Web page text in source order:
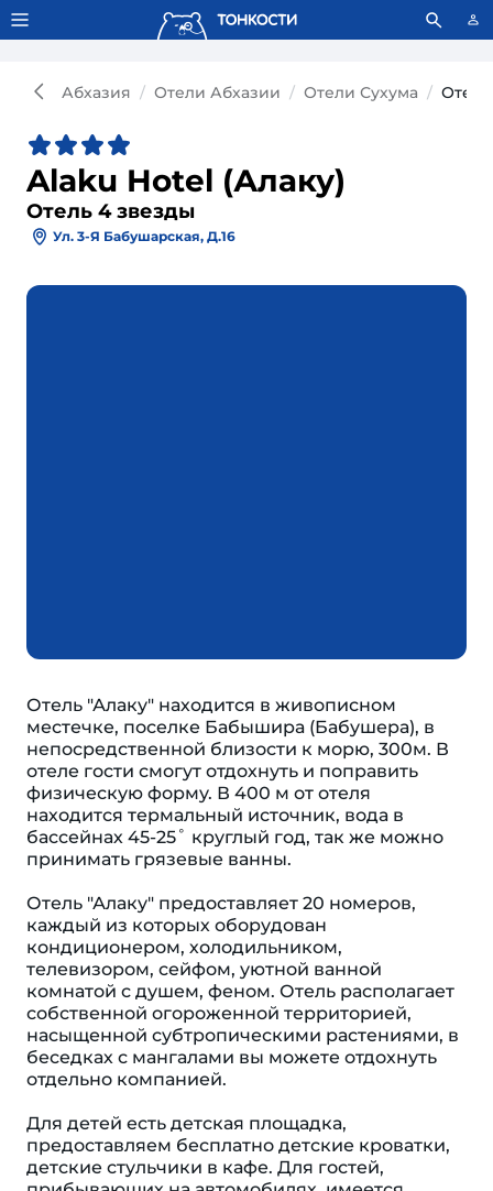
Тонкости используют сookie-файлы. Что это значит?
Абхазия Отели Абхазии Отели Сухума
Alaku Hotel (Алаку)
Отель 4 звезды
Ул. 3-Я Бабушарская, Д.16
Отель "Алаку" находится в живописном
местечке, поселке Бабышира (Бабушера), в
непосредственной близости к морю, 300м. В
отеле гости смогут отдохнуть и поправить
физическую форму. В 400 м от отеля
находится термальный источник, вода в
бассейнах 45-25˚ круглый год, так же можно
принимать грязевые ванны.
Отель "Алаку" предоставляет 20 номеров,
каждый из которых оборудован
кондиционером, холодильником,
телевизором, сейфом, уютной ванной
комнатой с душем, феном. Отель располагает
собственной огороженной территорией,
насыщенной субтропическими растениями, в
беседках с мангалами вы можете отдохнуть
отдельно компанией.
Для детей есть детская площадка,
предоставляем бесплатно детские кроватки,
детские стульчики в кафе. Для гостей,